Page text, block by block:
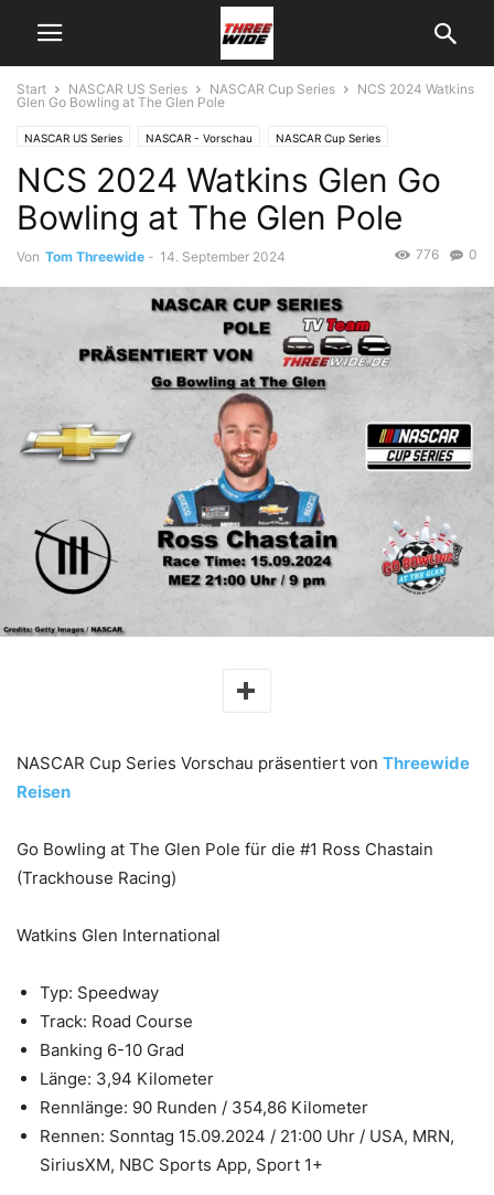
Start NASCAR US Series NASCAR Cup Series
NCS 2024 Watkins
Glen Go Bowling at The Glen Pole
NASCAR US Series NASCAR - Vorschau NASCAR Cup Series
NCS 2024 Watkins Glen Go
Bowling at The Glen Pole
Von Tom Threewide - 14. September 2024 0
776
NASCAR Cup Series Vorschau präsentiert von Threewide
Reisen
Go Bowling at The Glen Pole für die #1 Ross Chastain
(Trackhouse Racing)
Watkins Glen International
Typ: Speedway
Track: Road Course
Banking 6-10 Grad
Länge: 3,94 Kilometer
Rennlänge: 90 Runden / 354,86 Kilometer
Rennen: Sonntag 15.09.2024 / 21:00 Uhr / USA, MRN,
SiriusXM, NBC Sports App, Sport 1+